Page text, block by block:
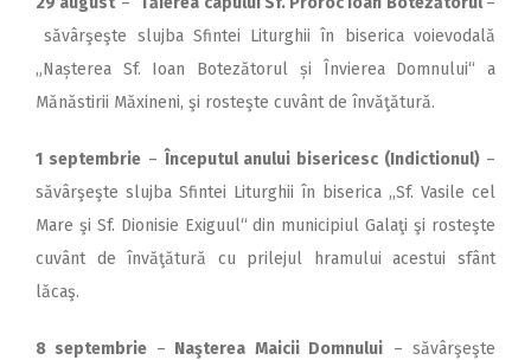
săvârşeşte slujba Sfintei Liturghii în biserica voievodală
„Nașterea Sf. Ioan Botezătorul și Învierea Domnului“ a
Mănăstirii Măxineni, şi rosteşte cuvânt de învăţătură.
1 septembrie– Începutul anului bisericesc (Indictionul) –
săvârşeşte slujba Sfintei Liturghii în biserica ,,Sf. Vasile cel
Mare şi Sf. Dionisie Exiguul“ din municipiul Galaţi şi rosteşte
cuvânt de învăţătură cu prilejul hramului acestui sfânt
lăcaş.
8 septembrie – Naşterea Mai­cii Domnului – săvârşeşte